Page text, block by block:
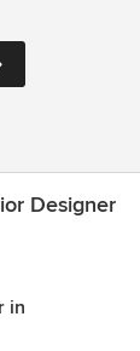
Designer
in